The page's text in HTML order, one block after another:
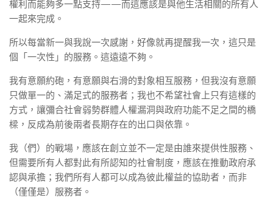
權利而能夠多一點支持——而這應該是與他生活相關的所有人
一起來完成。
所以每當新一與我說一次感謝，好像就再提醒我一次，這只是
個「一次性」的服務。這遠遠不夠。
我有意願約砲，有意願與右滑的對象相互服務，但我沒有意願
只做單一的、滿足式的服務者；我也不希望社會上只有這樣的
方式，讓彌合社會弱勢群體人權漏洞與政府功能不足之間的橋
樑，反成為前後兩者長期存在的出口與依靠。
我（們）的戰場，應該在創立並不一定是由誰來提供性服務、
但需要所有人都對此有所認知的社會制度，應該在推動政府承
認與承擔；我們所有人都可以成為彼此權益的協助者，而非
（僅僅是）服務者。